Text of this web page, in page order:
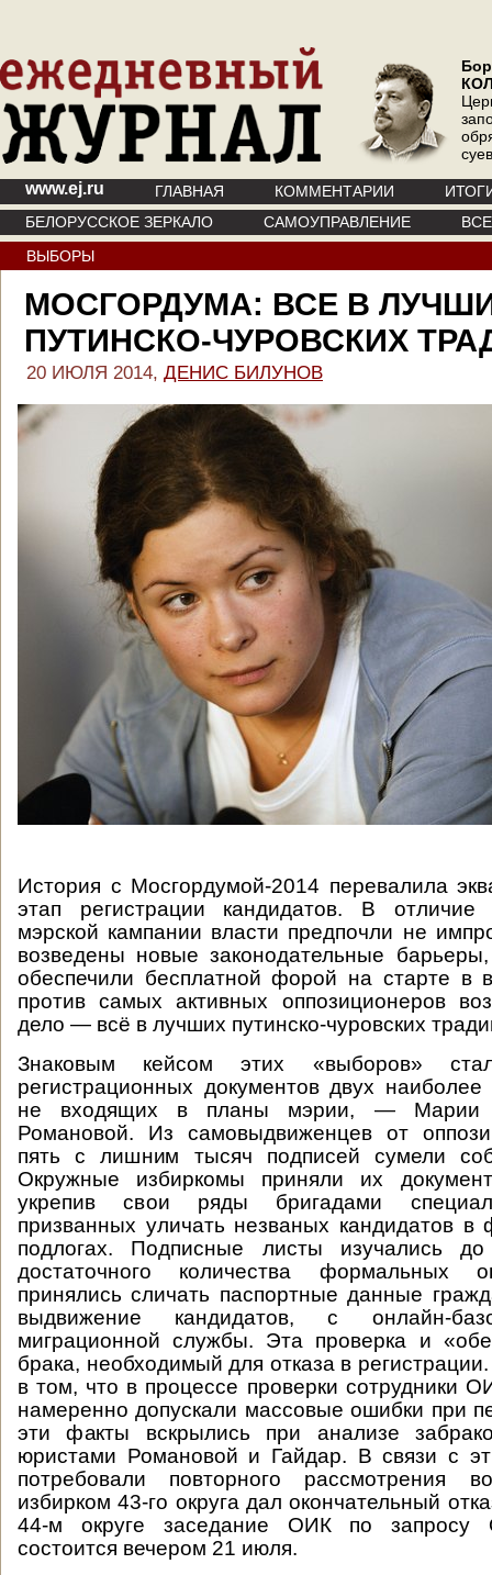
www.ej.ru ГЛАВНАЯ КОММЕНТАРИИ
БЕЛОРУССКОЕ ЗЕРКАЛО
САМОУПРАВЛЕНИЕ
ВЫБОРЫ
МОСГОРДУМА: ВСЕ В
ПУТИНСКО-ЧУРОВСКИХ
20 ИЮЛЯ 2014, ДЕНИС БИЛУНОВ
История с Мосгордумой-2014 перевалила
этап регистрации кандидатов. В отличие
мэрской кампании власти предпочли не
возведены новые законодательные
обеспечили бесплатной форой на старте в
против самых активных оппозиционеров
дело — всё в лучших путинско-чуровских
Знаковым кейсом этих «выборов»
регистрационных документов двух наиболее
не входящих в планы мэрии, — Марии
Романовой. Из самовыдвиженцев от
пять с лишним тысяч подписей сумели
Окружные избиркомы приняли их
укрепив свои ряды бригадами
призванных уличать незваных кандидатов в
подлогах. Подписные листы изучались
достаточного количества формальных
принялись сличать паспортные данные
выдвижение кандидатов, с онлайн-
миграционной службы. Эта проверка и
брака, необходимый для отказа в
в том, что в процессе проверки сотрудники
намеренно допускали массовые ошибки при
эти факты вскрылись при анализе
юристами Романовой и Гайдар. В связи с
потребовали повторного рассмотрения
избирком 43-го округа дал окончательный
44-м округе заседание ОИК по запросу
состоится вечером 21 июля.